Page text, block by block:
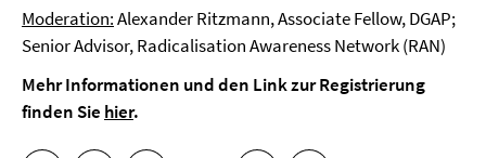
Moderation:Alexander Ritzmann, Associate Fellow, DGAP;
Senior Advisor, Radicalisation Awareness Network (RAN)
Mehr Informationen und den Link zur Registrierung
finden Sie hier.